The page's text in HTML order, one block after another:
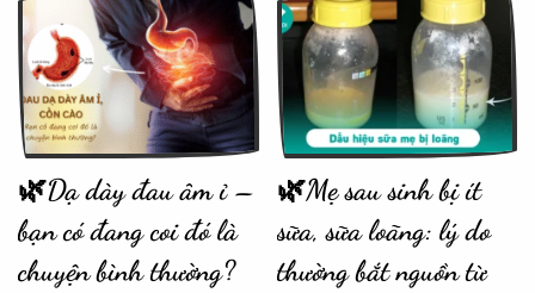
🌿Dạ dày đau âm ỉ –
bạn có đang coi đó là
chuyện bình thường?
🌿Mẹ sau sinh bị ít
sữa, sữa loãng: lý do
thường bắt nguồn từ